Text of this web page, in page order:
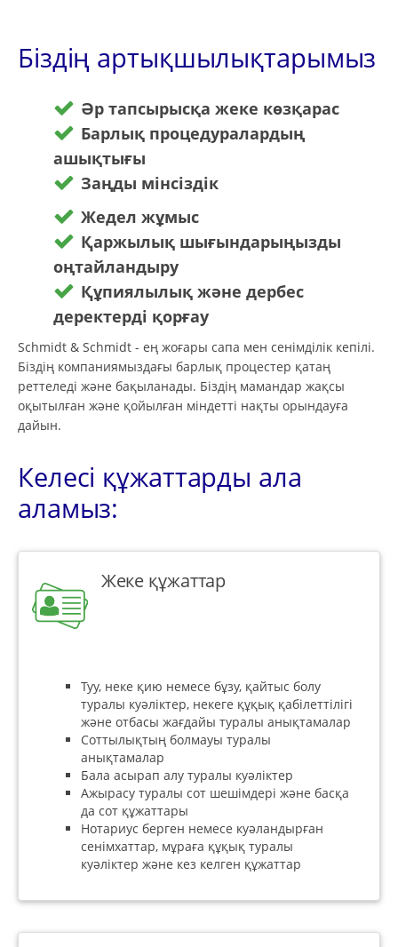
Біздің артықшылықтарымыз
Әр тапсырысқа жеке көзқарас
Барлық процедуралардың
ашықтығы
Заңды мінсіздік
Жедел жұмыс
Қаржылық шығындарыңызды
оңтайландыру
Құпиялылық және дербес
деректерді қорғау
Schmidt & Schmidt - ең жоғары сапа мен сенімділік кепілі.
Біздің компаниямыздағы барлық процестер қатаң
реттеледі және бақыланады. Біздің мамандар жақсы
оқытылған және қойылған міндетті нақты орындауға
дайын.
Келесі құжаттарды ала
аламыз:
Жеке құжаттар
Туу, неке қию немесе бұзу, қайтыс болу
туралы куәліктер, некеге құқық қабілеттілігі
және отбасы жағдайы туралы анықтамалар
Соттылықтың болмауы туралы
анықтамалар
Бала асырап алу туралы куәліктер
Ажырасу туралы сот шешімдері және басқа
да сот құжаттары
Нотариус берген немесе куәландырған
сенімхаттар, мұраға құқық туралы
куәліктер және кез келген құжаттар